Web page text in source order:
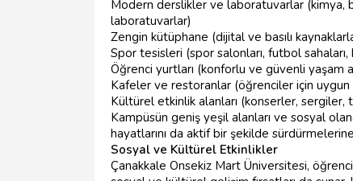
Modern derslikler ve laboratuvarlar (kimya,
laboratuvarlar)
Zengin kütüphane (dijital ve basılı
Spor tesisleri (spor salonları, futbol
Öğrenci yurtları (konforlu ve güvenli yaşam
Kafeler ve restoranlar (öğrenciler için
Kültürel etkinlik alanları (konserler,
Kampüsün geniş yeşil alanları ve sosyal
hayatlarını da aktif bir şekilde
Sosyal ve Kültürel Etkinlikler
Çanakkale Onsekiz Mart Üniversitesi,